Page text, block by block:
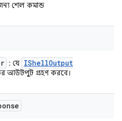
শেল কমান্ড
: যে IShellOutput
আউটপুট গ্রহণ করবে।